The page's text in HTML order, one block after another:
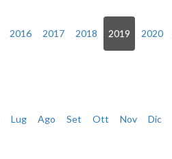
2016 2017 2018 2019 2020
Lug Ago Set Ott Nov Dic